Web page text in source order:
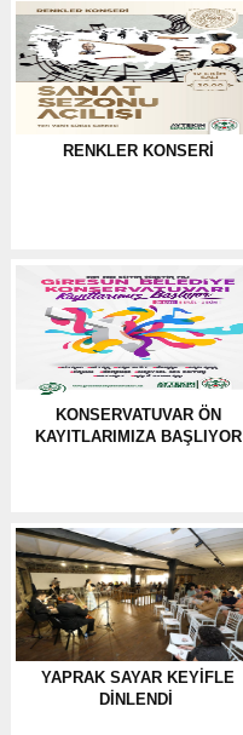
RENKLER KONSERI
KONSERVATUVAR ÖN
KAYITLARIMIZA BAŞLIYOR
YAPRAK SAYAR KEYİFLE
DİNLENDİ